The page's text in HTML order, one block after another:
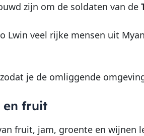
zijn om de soldaten van de
Lwin veel rijke mensen uit
je de omliggende
en fruit
fruit, jam, groente en